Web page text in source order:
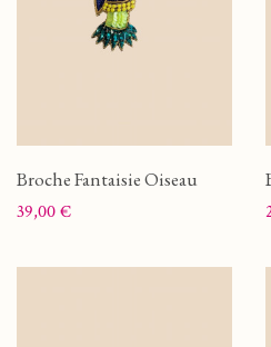
Broche Fantaisie Oiseau
Prix
39,00 €